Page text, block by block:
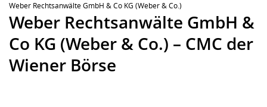
Weber Rechtsanwälte GmbH & Co KG (Weber & Co.)
Weber Rechtsanwälte GmbH &
Co KG (Weber & Co.) – CMC der
Wiener Börse